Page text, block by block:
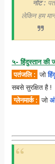
नोट :
लेकिन हम
५- हिंदुस्तान की
पतंजलि : जो
सबसे सुरक्षित है !
ग्लेनमार्क : जो